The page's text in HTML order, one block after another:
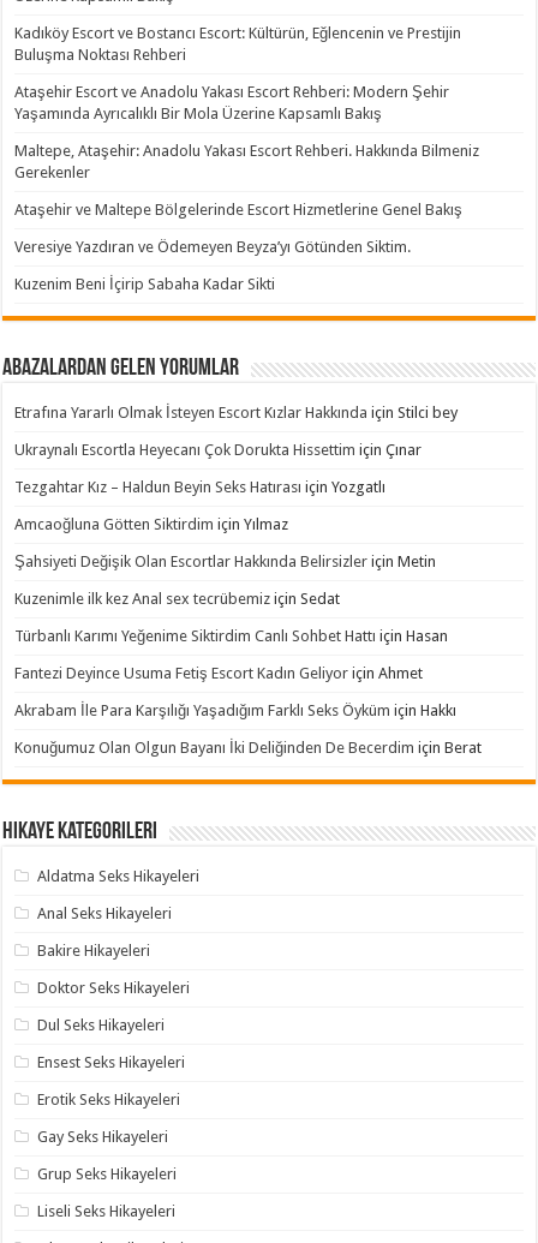
Kadıköy Escort ve Bostancı Escort: Kültürün, Eğlencenin ve Prestijin
Buluşma Noktası Rehberi
Ataşehir Escort ve Anadolu Yakası Escort Rehberi: Modern Şehir
Yaşamında Ayrıcalıklı Bir Mola Üzerine Kapsamlı Bakış
Maltepe, Ataşehir: Anadolu Yakası Escort Rehberi. Hakkında Bilmeniz
Gerekenler
Ataşehir ve Maltepe Bölgelerinde Escort Hizmetlerine Genel Bakış
Veresiye Yazdıran ve Ödemeyen Beyza’yı Götünden Siktim.
Kuzenim Beni İçirip Sabaha Kadar Sikti
Abazalardan Gelen Yorumlar
Etrafına Yararlı Olmak İsteyen Escort Kızlar Hakkında içinStilci bey
Ukraynalı Escortla Heyecanı Çok Dorukta Hissettim içinÇınar
Tezgahtar Kız – Haldun Beyin Seks Hatırası içinYozgatlı
Amcaoğluna Götten Siktirdim içinYılmaz
Şahsiyeti Değişik Olan Escortlar Hakkında Belirsizler içinMetin
Kuzenimle ilk kez Anal sex tecrübemiz içinSedat
Türbanlı Karımı Yeğenime Siktirdim Canlı Sohbet Hattı içinHasan
Fantezi Deyince Usuma Fetiş Escort Kadın Geliyor içinAhmet
Akrabam İle Para Karşılığı Yaşadığım Farklı Seks Öyküm içinHakkı
Konuğumuz Olan Olgun Bayanı İki Deliğinden De Becerdim içinBerat
Hikaye Kategorileri
Aldatma Seks Hikayeleri
Anal Seks Hikayeleri
Bakire Hikayeleri
Doktor Seks Hikayeleri
Dul Seks Hikayeleri
Ensest Seks Hikayeleri
Erotik Seks Hikayeleri
Gay Seks Hikayeleri
Grup Seks Hikayeleri
Liseli Seks Hikayeleri